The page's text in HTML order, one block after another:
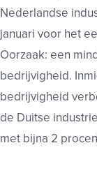
Nederlandse
januari voor het
Oorzaak: een
bedrijvigheid.
bedrijvigheid
de Duitse
met bijna 2